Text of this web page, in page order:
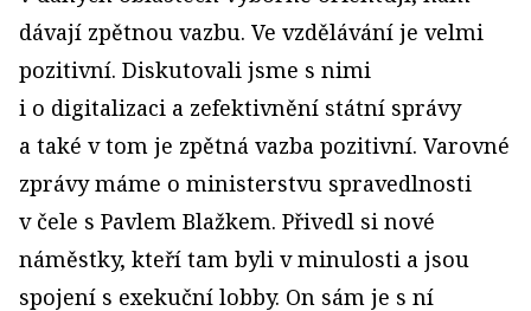
dávají zpětnou vazbu. Ve vzdělávání je velmi
pozitivní. Diskutovali jsme s nimi
i o digitalizaci a zefektivnění státní správy
a také v tom je zpětná vazba pozitivní. Varovné
zprávy máme o ministerstvu spravedlnosti
v čele s Pavlem Blažkem. Přivedl si nové
náměstky, kteří tam byli v minulosti a jsou
spojení s exekuční lobby. On sám je s ní